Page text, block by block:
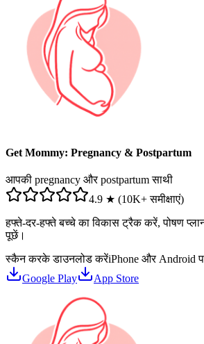
Get Mommy: Pregnancy & Postpartum
आपकी pregnancy और postpartum साथी
4.9 ★ (10K+ समीक्षाएं)
हफ्ते-दर-हफ्ते बच्चे का विकास ट्रैक करें, पोषण
पूछें।
स्कैन करके डाउनलोड करेंiPhone और Android
Google Play
App Store